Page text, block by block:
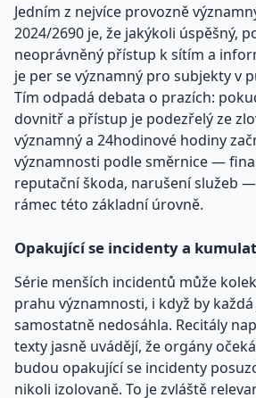
Jedním z nejvíce provozně
2024/2690 je, že jakýkoli úspěšný,
neoprávněný přístup k sítím a
je per se významný pro subjekty v
Tím odpadá debata o prazích:
dovnitř a přístup je podezřelý ze
významný a 24hodinové hodiny
významnosti podle směrnice —
reputační škoda, narušení služeb
rámec této základní úrovně.
Opakující se incidenty a
Série menších incidentů může
prahu významnosti, i když by
samostatně nedosáhla. Recitály
texty jasně uvádějí, že orgány
budou opakující se incidenty
nikoli izolovaně. To je zvláště